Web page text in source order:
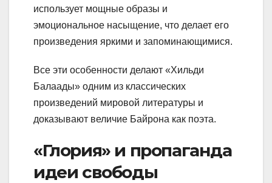
использует мощные образы и
эмоциональное насыщение, что делает его
произведения яркими и запоминающимися.
Все эти особенности делают «Хильди
Балаады» одним из классических
произведений мировой литературы и
доказывают величие Байрона как поэта.
«Глория» и пропаганда
идеи свободы